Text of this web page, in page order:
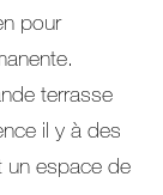
pour
terrasse
il y à des
un espace de